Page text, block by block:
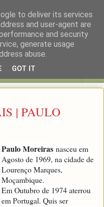
| PAULO
Paulo Moreirasnasceu em
Agosto de 1969, na cidade de
Lourenço Marques,
Moçambique.
Em Outubro de 1974 aterrou
em Portugal. Quis ser
to deliver its services
and user-agent are
and security
generate usage
abuse.
GOT IT